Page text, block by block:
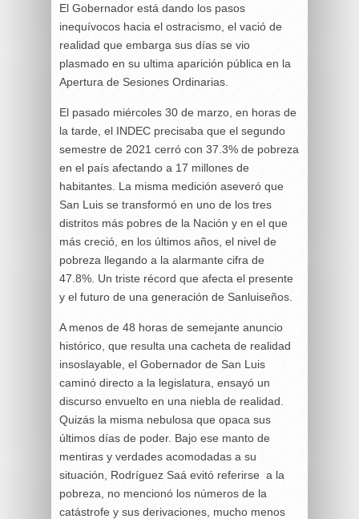
El Gobernador está dando los pasos
inequívocos hacia el ostracismo, el vació de
realidad que embarga sus días se vio
plasmado en su ultima aparición pública en la
Apertura de Sesiones Ordinarias.
El pasado miércoles 30 de marzo, en horas de
la tarde, el INDEC precisaba que el segundo
semestre de 2021 cerró con 37.3% de pobreza
en el país afectando a 17 millones de
habitantes. La misma medición aseveró que
San Luis se transformó en uno de los tres
distritos más pobres de la Nación y en el que
más creció, en los últimos años, el nivel de
pobreza llegando a la alarmante cifra de
47.8%. Un triste récord que afecta el presente
y el futuro de una generación de Sanluiseños.
A menos de 48 horas de semejante anuncio
histórico, que resulta una cacheta de realidad
insoslayable, el Gobernador de San Luis
caminó directo a la legislatura, ensayó un
discurso envuelto en una niebla de realidad.
Quizás la misma nebulosa que opaca sus
últimos días de poder. Bajo ese manto de
mentiras y verdades acomodadas a su
situación, Rodríguez Saá evitó referirse a la
pobreza, no mencionó los números de la
catástrofe y sus derivaciones, mucho menos